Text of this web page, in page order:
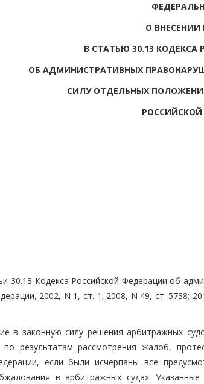
О
В СТАТЬЮ 30.13
ОБ АДМИНИСТРАТИВНЫХ
СИЛУ ОТДЕЛЬНЫХ
30.13 Кодекса Российской Федерации об
2002, N 1, ст. 1; 2008, N 49, ст. 5738;
в законную силу решения арбитражных
результатам рассмотрения жалоб,
если были исчерпаны все
в арбитражных судах.